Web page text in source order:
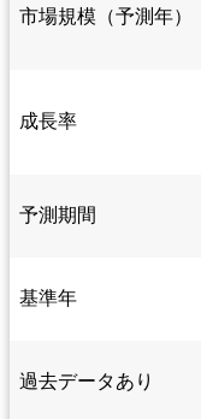
市場規模（予測年）
成長率
予測期間
基準年
過去データあり